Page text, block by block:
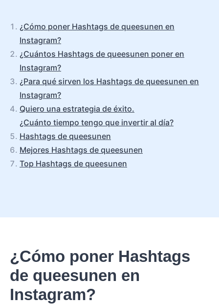
¿Cómo poner Hashtags de queesunen en
Instagram?
¿Cuántos Hashtags de queesunen poner en
Instagram?
¿Para qué sirven los Hashtags de queesunen en
Instagram?
Quiero una estrategia de éxito.
¿Cuánto tiempo tengo que invertir al día?
Hashtags de queesunen
Mejores Hashtags de queesunen
Top Hashtags de queesunen
¿Cómo poner Hashtags
de queesunen en
Instagram?